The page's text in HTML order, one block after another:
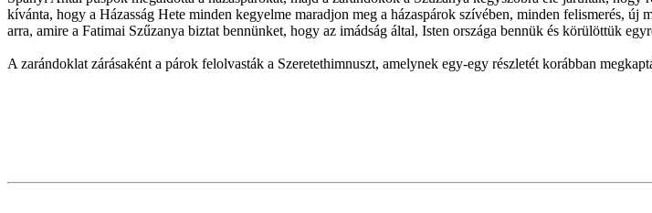
kívánta, hogy a Házasság Hete minden kegyelme maradjon meg a házaspárok szívében, minden felismerés,
arra, amire a Fatimai Szűzanya biztat bennünket, hogy az imádság által, Isten országa bennük és körülöttük
A zarándoklat zárásaként a párok felolvasták a Szeretethimnuszt, amelynek egy-egy részletét korábban